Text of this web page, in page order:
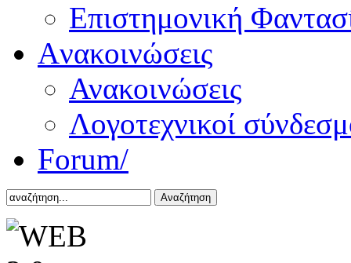
Επιστημονική
Aνακοινώσεις
Ανακοινώσεις
Λογοτεχνικοί
Forum/
Αναζήτηση